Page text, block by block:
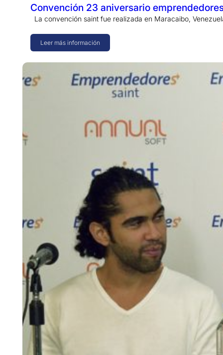
Convención 23 aniversario
La convención saint fue realizada en Maracaibo,
Leer más información